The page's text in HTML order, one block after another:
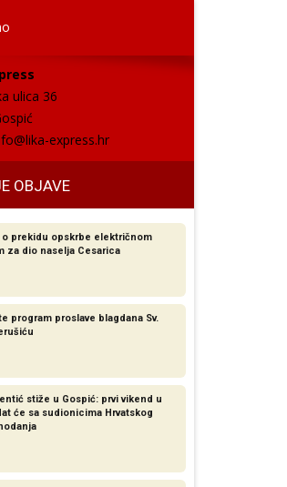
ulica 36
express.hr
OBJAVE
o prekidu opskrbe električnom
za dio naselja Cesarica
program proslave blagdana Sv.
stiže u Gospić: prvi vikend u
će sa sudionicima Hrvatskog